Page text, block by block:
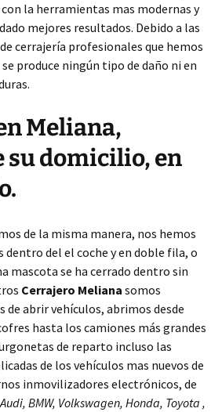
la herramientas mas modernas y
mejores resultados. Debido a las
cerrajería profesionales que hemos
produce ningún tipo de daño ni en
Meliana,
su domicilio, en
de la misma manera, nos hemos
dentro del el coche y en doble fila, o
mascota se ha cerrado dentro sin
Cerrajero Meliana somos
de abrir vehículos, abrimos desde
hasta los camiones más grandes
de reparto incluso las
de los vehículos mas nuevos de
inmovilizadores electrónicos, de
BMW, Volkswagen, Honda, Toyota ,